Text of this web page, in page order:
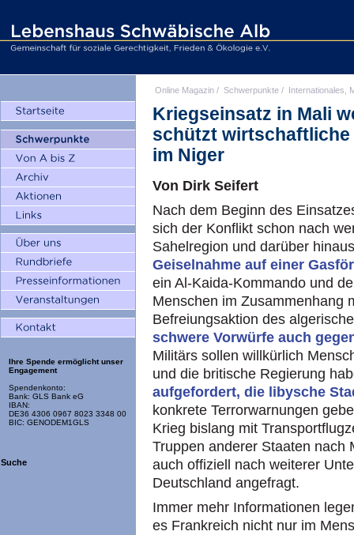
Ihre Spende ermöglicht unser
Engagement
Spendenkonto:
Bank: GLS Bank eG
IBAN:
DE36 4306 0967 8023 3348 00
BIC: GENODEM1GLS
Suche
Online Magazin / Schwerpunkte / Internationales,
Kriegseinsatz in Mali
schützt wirtschaftliche
im Niger
Von Dirk Seifert
Nach dem Beginn des
sich der Konflikt schon nach
Sahelregion und darüber
Geiselnahme auf einer
ein Al-Kaida-Kommando und
Menschen im Zusammenhang
Befreiungsaktion des
schwere Vorwürfe auch
Militärs sollen willkürlich
und die britische Regierung
aufgefordert, die libysche
konkrete Terrorwarnungen
Krieg bislang mit
Truppen anderer Staaten nach
auch offiziell nach weiterer
Deutschland angefragt.
Immer mehr Informationen
es Frankreich nicht nur im